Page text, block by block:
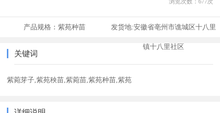
浏览次数： 677次
产品规格： 紫苑种苗 发货地:安徽省亳州市谯城区十八里
镇十八里社区
关键词
紫菀芽子,紫苑秧苗,紫菀苗,紫苑种苗,紫苑